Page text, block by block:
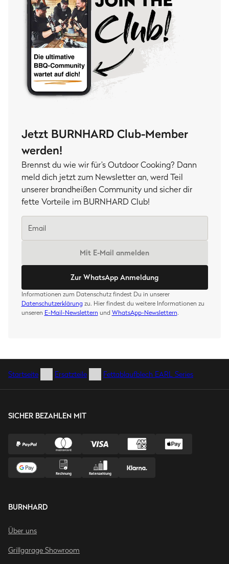
Jetzt BURNHARD Club-Member
werden!
Brennst du wie wir für’s Outdoor Cooking? Dann
meld dich jetzt zum Newsletter an, werd Teil
unserer brandheißen Community und sicher dir
fette Vorteile im BURNHARD Club!
Mit E-Mail anmelden
Zur WhatsApp Anmeldung
Informationen zum Datenschutz findest Du in unserer
Datenschutzerklärung zu. Hier findest du weitere Informationen zu
unseren E-Mail-Newslettern und WhatsApp-Newslettern.
Startseite Ersatzteile Fettablaufblech EARL Series
SICHER BEZAHLEN MIT
BURNHARD
Über uns
Grillgarage Showroom